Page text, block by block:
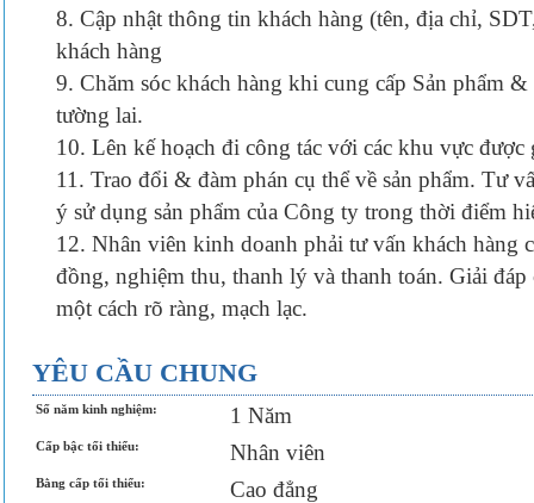
8. Cập nhật thông tin khách hàng (tên, địa chỉ,
khách hàng
9. Chăm sóc khách hàng khi cung cấp Sản phẩm
tường lai.
10. Lên kế hoạch đi công tác với các khu vực được
11. Trao đổi & đàm phán cụ thể về sản phẩm. Tư
ý sử dụng sản phẩm của Công ty trong thời điểm
12. Nhân viên kinh doanh phải tư vấn khách hàng
đồng, nghiệm thu, thanh lý và thanh toán. Giải đáp
một cách rõ ràng, mạch lạc.
YÊU CẦU CHUNG
Số năm kinh nghiệm: 1 Năm
Cấp bậc tối thiểu: Nhân viên
Bằng cấp tối thiểu: Cao đẳng